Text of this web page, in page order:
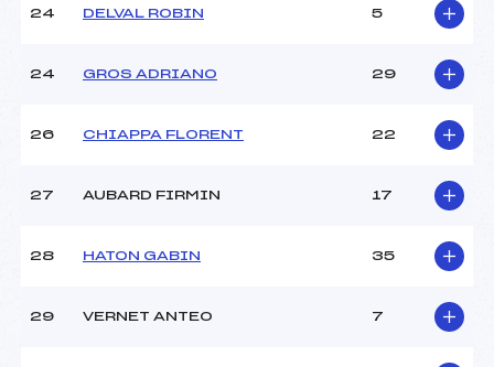
24 DELVAL ROBIN 5
24 GROS ADRIANO 29
26 CHIAPPA FLORENT 22
27 AUBARD FIRMIN 17
28 HATON GABIN 35
29 VERNET ANTEO 7